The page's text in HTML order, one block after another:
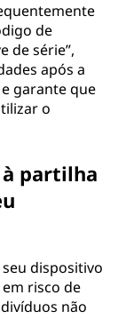
de
de série”,
após a
garante que
o
à partilha
dispositivo
risco de
não